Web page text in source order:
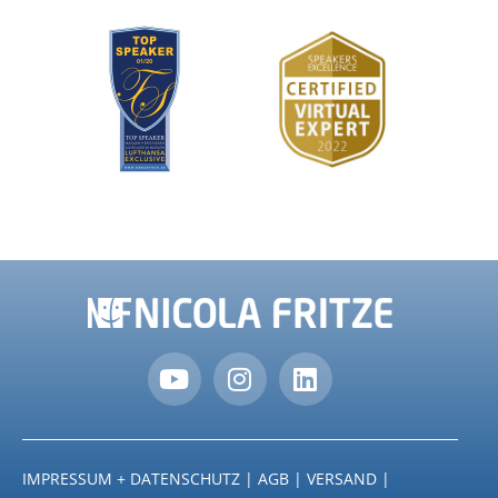
IMPRESSUM + DATENSCHUTZ | AGB | VERSAND |